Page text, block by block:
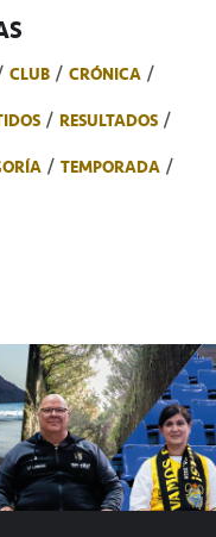
CLUB
CRÓNICA
RESULTADOS
TEMPORADA